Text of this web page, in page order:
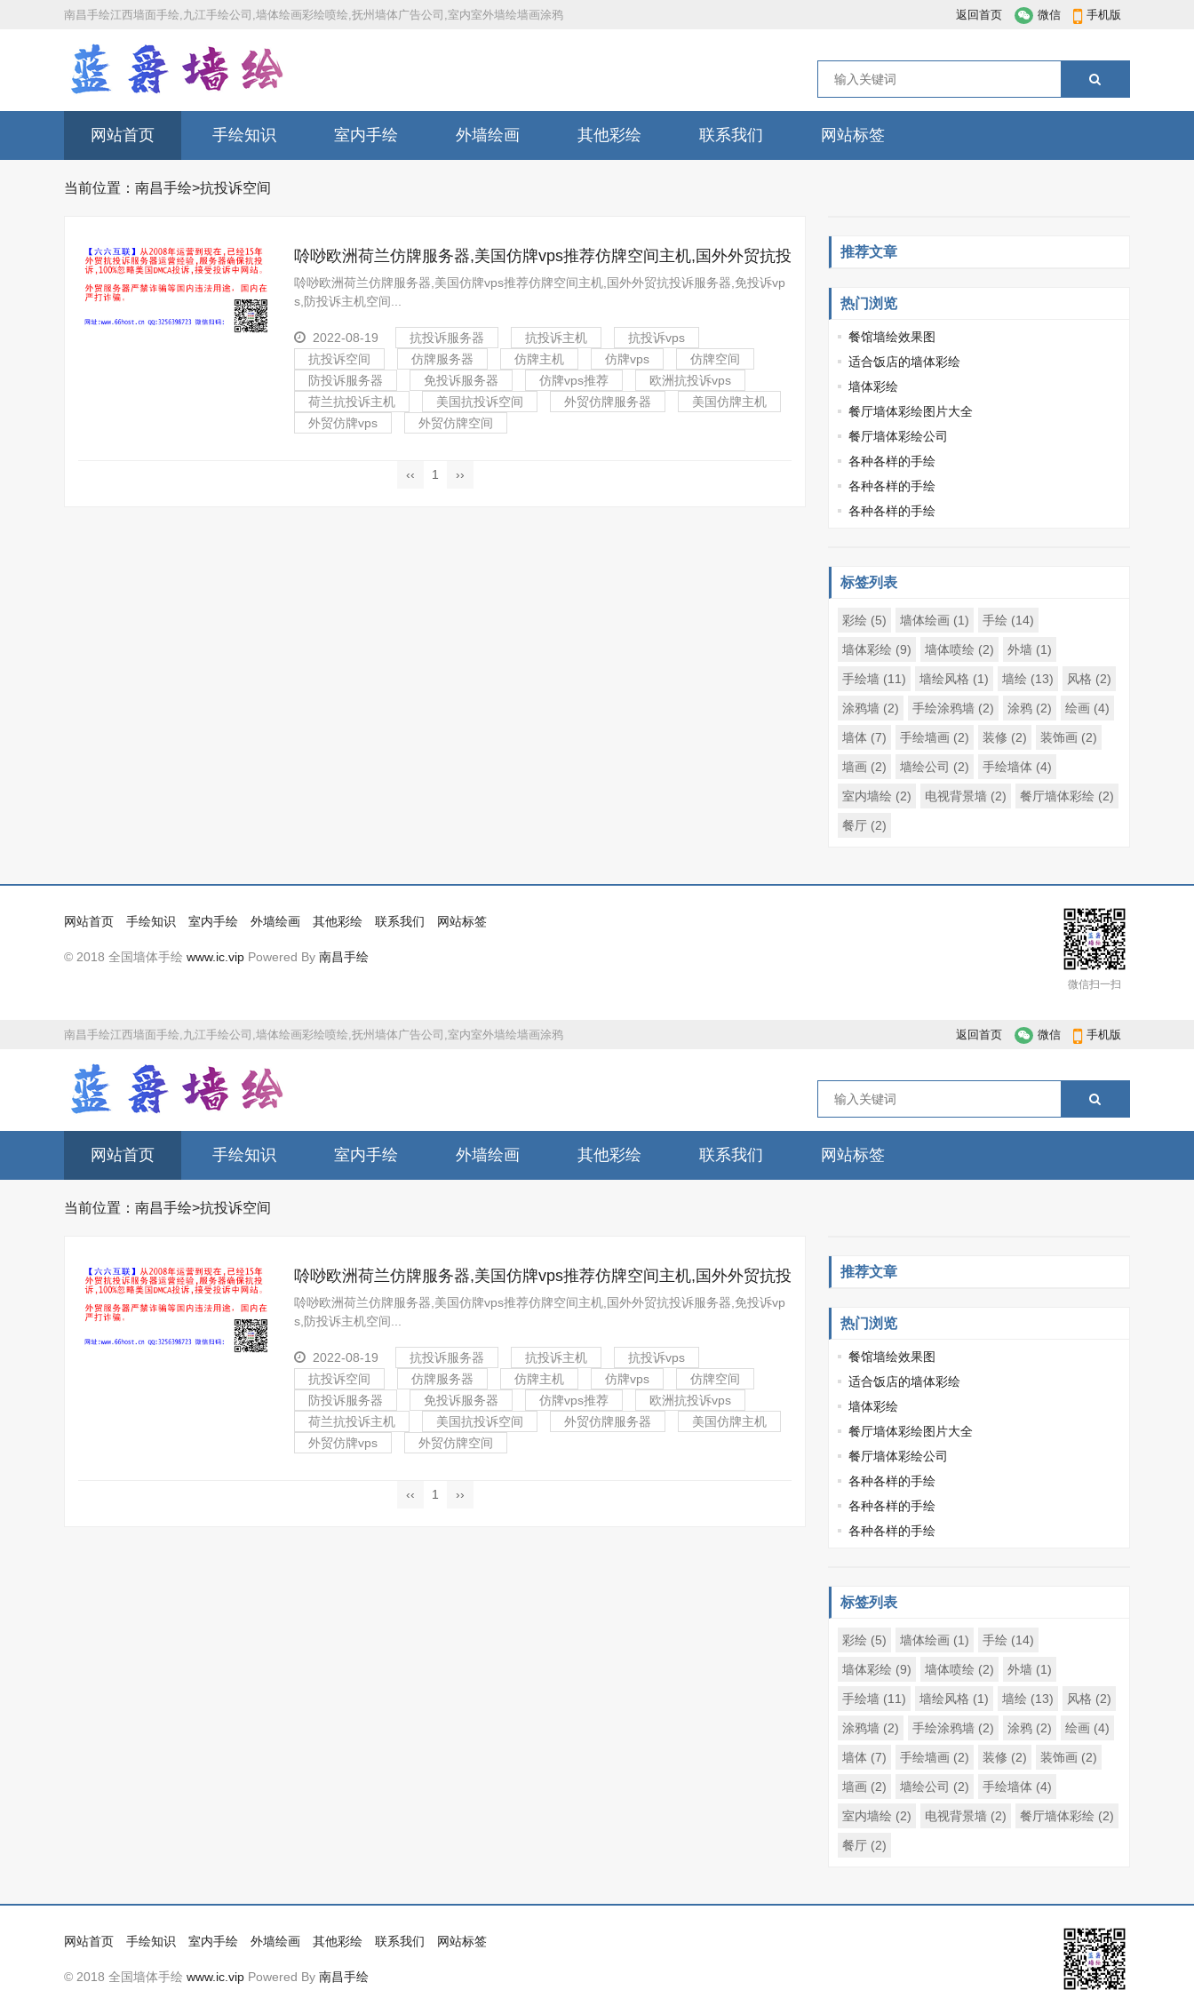
南昌手绘江西墙面手绘,九江手绘公司,墙体绘画彩绘喷绘,抚州墙体广告公司,室内室外墙绘墙画涂鸦 返回首页 微信 手机版
网站首页 手绘知识 室内手绘 外墙绘画 其他彩绘 联系我们 网站标签
当前位置： 南昌手绘>抗投诉空间
唥唦欧洲荷兰仿牌服务器,美国仿牌vps推荐仿牌空间主机,国外外贸抗投
诉服务器,免投诉vps,防投诉主机空间
唥唦欧洲荷兰仿牌服务器,美国仿牌vps推荐仿牌空间主机,国外外贸抗投诉服务器,免投诉vp
s,防投诉主机空间...
2022-08-19 抗投诉服务器 抗投诉主机
抗投诉vps
抗投诉空间
仿牌服务器 仿牌主机 仿牌vps
仿牌空间
防投诉服务器
免投诉服务器 仿牌vps推荐
欧洲抗投诉vps
荷兰抗投诉主机
美国抗投诉空间 外贸仿牌服务器
美国仿牌主机
外贸仿牌vps
外贸仿牌空间
‹‹ 1 ››
推荐文章
热门浏览
餐馆墙绘效果图
适合饭店的墙体彩绘
墙体彩绘
餐厅墙体彩绘图片大全
餐厅墙体彩绘公司
各种各样的手绘
各种各样的手绘
各种各样的手绘
标签列表
彩绘 (5) 墙体绘画 (1) 手绘 (14)
墙体彩绘 (9) 墙体喷绘 (2) 外墙 (1)
手绘墙 (11) 墙绘风格 (1) 墙绘 (13) 风格 (2)
涂鸦墙 (2) 手绘涂鸦墙 (2) 涂鸦 (2) 绘画 (4)
墙体 (7) 手绘墙画 (2) 装修 (2) 装饰画 (2)
墙画 (2) 墙绘公司 (2) 手绘墙体 (4)
室内墙绘 (2) 电视背景墙 (2) 餐厅墙体彩绘 (2)
餐厅 (2)
网站首页 手绘知识 室内手绘 外墙绘画 其他彩绘 联系我们 网站标签
© 2018 全国墙体手绘 www.ic.vip Powered By 南昌手绘
微信扫一扫
南昌手绘江西墙面手绘,九江手绘公司,墙体绘画彩绘喷绘,抚州墙体广告公司,室内室外墙绘墙画涂鸦 返回首页 微信 手机版
网站首页 手绘知识 室内手绘 外墙绘画 其他彩绘 联系我们 网站标签
当前位置： 南昌手绘>抗投诉空间
唥唦欧洲荷兰仿牌服务器,美国仿牌vps推荐仿牌空间主机,国外外贸抗投
诉服务器,免投诉vps,防投诉主机空间
唥唦欧洲荷兰仿牌服务器,美国仿牌vps推荐仿牌空间主机,国外外贸抗投诉服务器,免投诉vp
s,防投诉主机空间...
2022-08-19 抗投诉服务器 抗投诉主机
抗投诉vps
抗投诉空间
仿牌服务器 仿牌主机 仿牌vps
仿牌空间
防投诉服务器
免投诉服务器 仿牌vps推荐
欧洲抗投诉vps
荷兰抗投诉主机
美国抗投诉空间 外贸仿牌服务器
美国仿牌主机
外贸仿牌vps
外贸仿牌空间
‹‹ 1 ››
推荐文章
热门浏览
餐馆墙绘效果图
适合饭店的墙体彩绘
墙体彩绘
餐厅墙体彩绘图片大全
餐厅墙体彩绘公司
各种各样的手绘
各种各样的手绘
各种各样的手绘
标签列表
彩绘 (5) 墙体绘画 (1) 手绘 (14)
墙体彩绘 (9) 墙体喷绘 (2) 外墙 (1)
手绘墙 (11) 墙绘风格 (1) 墙绘 (13) 风格 (2)
涂鸦墙 (2) 手绘涂鸦墙 (2) 涂鸦 (2) 绘画 (4)
墙体 (7) 手绘墙画 (2) 装修 (2) 装饰画 (2)
墙画 (2) 墙绘公司 (2) 手绘墙体 (4)
室内墙绘 (2) 电视背景墙 (2) 餐厅墙体彩绘 (2)
餐厅 (2)
网站首页 手绘知识 室内手绘 外墙绘画 其他彩绘 联系我们 网站标签
© 2018 全国墙体手绘 www.ic.vip Powered By 南昌手绘